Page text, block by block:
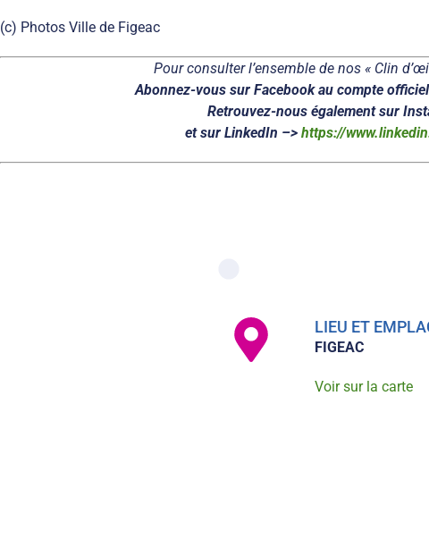
(c) Photos Ville de Figeac
Pour consulter l’ensemble de nos « Clin
Abonnez-vous sur Facebook au compte
Retrouvez-nous également sur
et sur LinkedIn –> https://
LIEU ET
FIGEAC
Voir sur la carte